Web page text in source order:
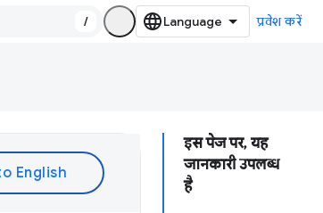
/ प्रवेश करें
इस पेज पर, यह
जानकारी उपलब्ध
है